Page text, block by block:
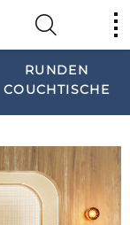
RUNDEN
COUCHTISCHE